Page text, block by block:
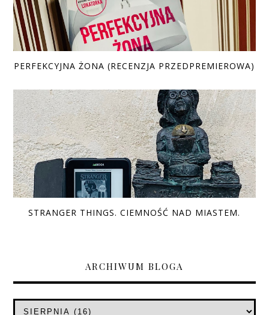
PERFEKCYJNA ŻONA (RECENZJA PRZEDPREMIEROWA)
STRANGER THINGS. CIEMNOŚĆ NAD MIASTEM.
ARCHIWUM BLOGA